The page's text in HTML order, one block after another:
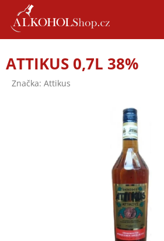
obsah
ATTIKUS 0,7L 38%
Značka: Attikus